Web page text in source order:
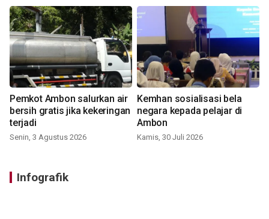
Pemkot Ambon salurkan air
bersih gratis jika kekeringan
terjadi
Senin, 3 Agustus 2026
Kemhan sosialisasi bela
negara kepada pelajar di
Ambon
Kamis, 30 Juli 2026
Infografik